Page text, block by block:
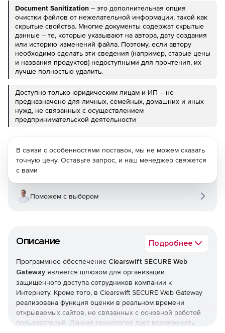
Document Sanitization – это дополнительная опция
очистки файлов от нежелательной информации, такой как
скрытые свойства. Многие документы содержат скрытые
данные – те, которые указывают на автора, дату создания
или историю изменений файла. Поэтому, если автору
необходимо сделать эти сведения (например, старые цены
и названия продуктов) недоступными для прочтения, их
лучше полностью удалить.
Доступно только юридическим лицам и ИП – не
предназначено для личных, семейных, домашних и иных
нужд, не связанных с осуществлением
предпринимательской деятельности
Описание Подробнее
Программное обеспечение Clearswift SECURE Web
Gateway является шлюзом для организации
защищенного доступа сотрудников компании к
Интернету. Кроме того, в Clearswift SECURE Web Gateway
реализована функция оценки в реальном времени
открываемых сайтов, не связанных с основной работой
пользователей. Данная технология дает возможность
В связи с особенностями поставок, мы не можем сказать
точную цену. Оставьте запрос, и наш менеджер свяжется
с вами
Поможем с выбором